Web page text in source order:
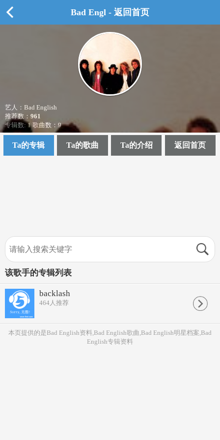
Bad Engl - 返回首页
艺人：Bad English
推荐数： 961
专辑数: 1 歌曲数：9
Ta的专辑 Ta的歌曲 Ta的介绍 返回首页
该歌手的专辑列表
backlash
464人推荐
本页提供的是Bad English资料,Bad English歌曲,Bad English明星档案,Bad
English专辑资料